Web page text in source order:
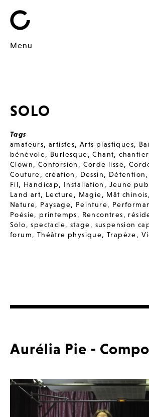
Menu
SOLO
Tags
amateurs,artistes,Arts plastiques,
bénévole, Burlesque,Chant,chantier
Clown, Contorsion , Corde lisse,
Couture, création , Dessin, Détention,
Fil, Handicap, Installation , Jeune
Land art, Lecture, Magie, Mât chinois,
Nature, Paysage, Peinture,
Poésie, printemps, Rencontres,
Solo,spectacle, stage, suspension
forum, Théâtre physique,Trapèze,
Aurélia Pie -